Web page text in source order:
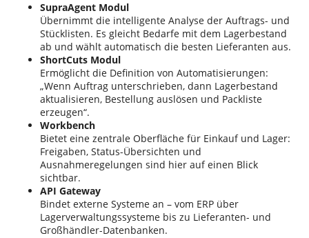
SupraAgent Modul
Übernimmt die intelligente Analyse der Auftrags- und
Stücklisten. Es gleicht Bedarfe mit dem Lagerbestand
ab und wählt automatisch die besten Lieferanten aus.
ShortCuts Modul
Ermöglicht die Definition von Automatisierungen:
„Wenn Auftrag unterschrieben, dann Lagerbestand
aktualisieren, Bestellung auslösen und Packliste
erzeugen“.
Workbench
Bietet eine zentrale Oberfläche für Einkauf und Lager:
Freigaben, Status-Übersichten und
Ausnahmeregelungen sind hier auf einen Blick
sichtbar.
API Gateway
Bindet externe Systeme an – vom ERP über
Lagerverwaltungssysteme bis zu Lieferanten- und
Großhändler-Datenbanken.